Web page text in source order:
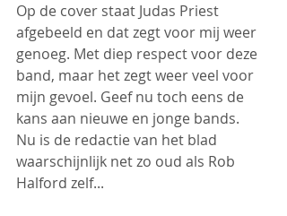
Op de cover staat Judas Priest
afgebeeld en dat zegt voor mij weer
genoeg. Met diep respect voor deze
band, maar het zegt weer veel voor
mijn gevoel. Geef nu toch eens de
kans aan nieuwe en jonge bands.
Nu is de redactie van het blad
waarschijnlijk net zo oud als Rob
Halford zelf...